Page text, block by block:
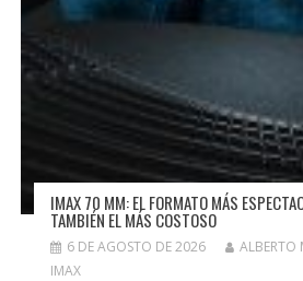
IMAX 70 MM: EL FORMATO MÁS
TAMBIÉN EL MÁS COSTOSO
6 DE AGOSTO DE 2026
ALBERTO
IMAX